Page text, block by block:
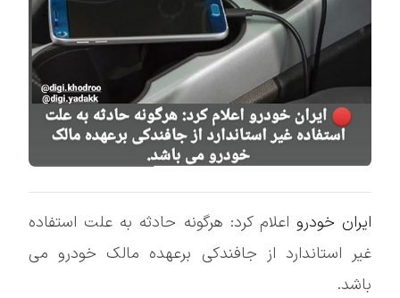
ایران خودرو اعلام کرد: هرگونه حادثه به علت استفاده
غیر استاندارد از جافندکی برعهده مالک خودرو می
باشد.